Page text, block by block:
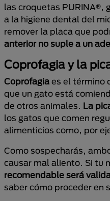
las croquetas PURINA®,
a la higiene dental del
remover la placa que
anterior no suple a un
Coprofagia y la
Coprofagia es el término
que un gato está
de otros animales. La
los gatos que comen
alimenticios como, por
Como sospecharás,
causar mal aliento. Si tu
recomendable será
saber cómo proceder en